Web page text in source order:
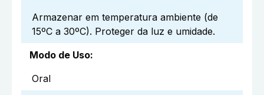
Armazenar em temperatura ambiente (de
15ºC a 30ºC). Proteger da luz e umidade.
Modo de Uso:
Oral